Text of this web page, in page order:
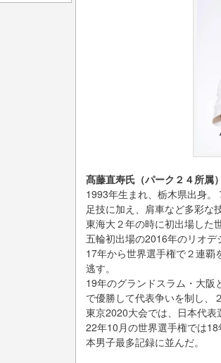
髙藤直寿氏（パーク２４所属
1993年生まれ、栃木県出身
足技に加え、肩車など多彩な
東海大２年の時に初出場した
五輪初出場の2016年のリオ
17年から世界選手権で２連
逃す。
19年のグランドスラム・大
で優勝して代表争いを制し、
東京2020大会では、日本代
22年10月の世界選手権では
本男子最多記録に並んだ。